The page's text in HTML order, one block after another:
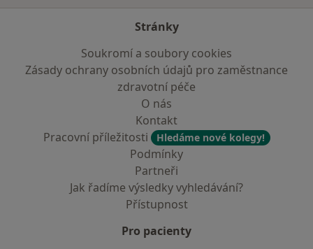
Stránky
Soukromí a soubory cookies
Zásady ochrany osobních údajů pro zaměstnance
zdravotní péče
O nás
Kontakt
Pracovní příležitosti
Hledáme nové kolegy!
Podmínky
Partneři
Jak řadíme výsledky vyhledávání?
Přístupnost
Pro pacienty